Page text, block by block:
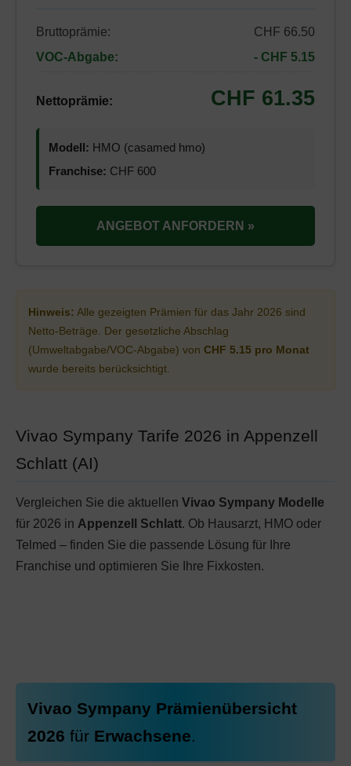
Bruttoprämie:
CHF 66.50
VOC-Abgabe:
- CHF 5.15
Nettoprämie: CHF 61.35
Modell: HMO (casamed hmo)
Franchise: CHF 600
ANGEBOT ANFORDERN »
Hinweis: Alle gezeigten Prämien für das Jahr 2026 sind
Netto-Beträge. Der gesetzliche Abschlag
(Umweltabgabe/VOC-Abgabe) von CHF 5.15 pro Monat
wurde bereits berücksichtigt.
Vivao Sympany Tarife 2026 in Appenzell
Schlatt (AI)
Vergleichen Sie die aktuellen Vivao Sympany Modelle
für 2026 in Appenzell Schlatt. Ob Hausarzt, HMO oder
Telmed – finden Sie die passende Lösung für Ihre
Franchise und optimieren Sie Ihre Fixkosten.
Vivao Sympany Prämienübersicht
2026 für Erwachsene.